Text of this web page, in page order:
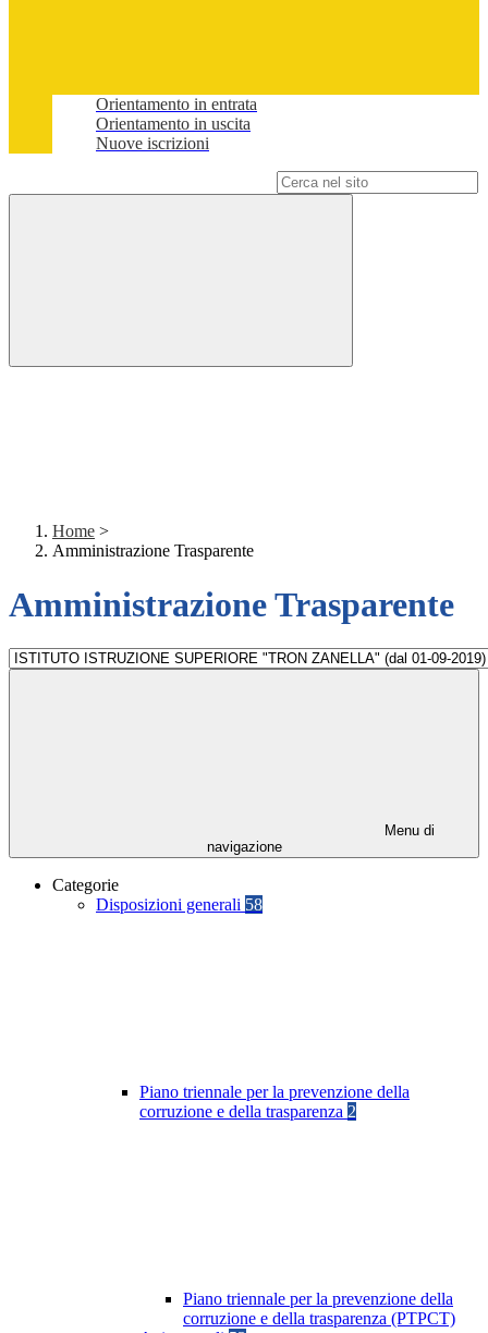
Orientamento in entrata
Orientamento in uscita
Nuove iscrizioni
Home >
Amministrazione Trasparente
Amministrazione Trasparente
Menu di
navigazione
Categorie
Disposizioni generali 58
Piano triennale per la prevenzione della
corruzione e della trasparenza 2
Piano triennale per la prevenzione della
corruzione e della trasparenza (PTPCT)